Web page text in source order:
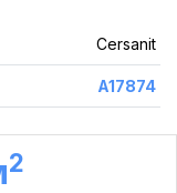
Cersanit
A17874
2